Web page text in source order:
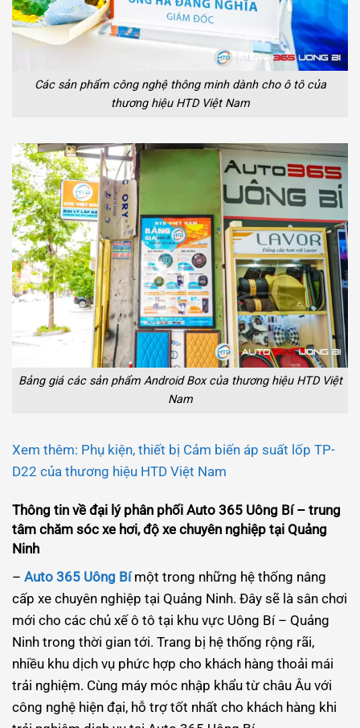
Các sản phẩm công nghệ thông minh dành cho ô tô của
thương hiệu HTD Việt Nam
Bảng giá các sản phẩm Android Box của thương hiệu HTD Việt
Nam
Xem thêm: Phụ kiện, thiết bị Cảm biến áp suất lốp TP-
D22 của thương hiệu HTD Việt Nam
Thông tin về đại lý phân phối Auto 365 Uông Bí – trung
tâm chăm sóc xe hơi, độ xe chuyên nghiệp tại Quảng
Ninh
– Auto 365 Uông Bímột trong những hệ thống nâng
cấp xe chuyên nghiệp tại Quảng Ninh. Đây sẽ là sân chơi
mới cho các chủ xế ô tô tại khu vực Uông Bí – Quảng
Ninh trong thời gian tới. Trang bị hệ thống rộng rãi,
nhiều khu dịch vụ phức hợp cho khách hàng thoải mái
trải nghiệm. Cùng máy móc nhập khẩu từ châu Âu với
công nghệ hiện đại, hỗ trợ tốt nhất cho khách hàng khi